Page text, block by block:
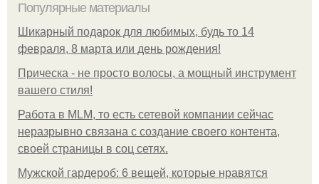
Популярные материалы
Шикарный подарок для любимых, будь то 14
февраля, 8 марта или день рождения!
Прическа - не просто волосы, а мощный инструмент
вашего стиля!
Работа в MLM, то есть сетевой компании сейчас
неразрывно связана с создание своего контента,
своей страницы в соц сетях.
Мужской гардероб: 6 вещей, которые нравятся